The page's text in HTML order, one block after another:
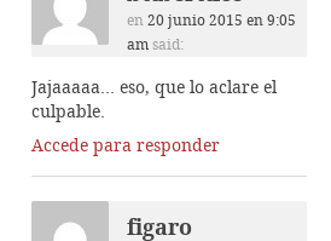
en 20 junio 2015 en 9:05
am said:
Jajaaaaa… eso, que lo aclare el
culpable.
Accede para responder
figaro